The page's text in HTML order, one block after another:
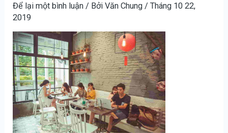
Để lại một bình luận / BởiVăn Chung /Tháng 10 22,
2019